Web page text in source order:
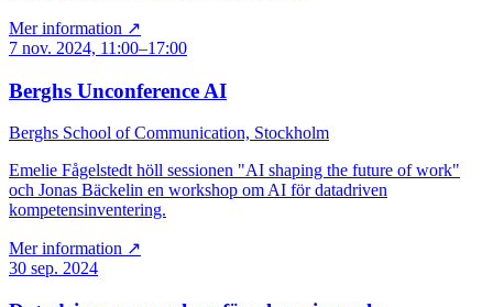
Mer information ↗
7 nov. 2024, 11:00–17:00
Berghs Unconference AI
Berghs School of Communication, Stockholm
Emelie Fågelstedt höll sessionen "AI shaping the future of work"
och Jonas Bäckelin en workshop om AI för datadriven
kompetensinventering.
Mer information ↗
30 sep. 2024